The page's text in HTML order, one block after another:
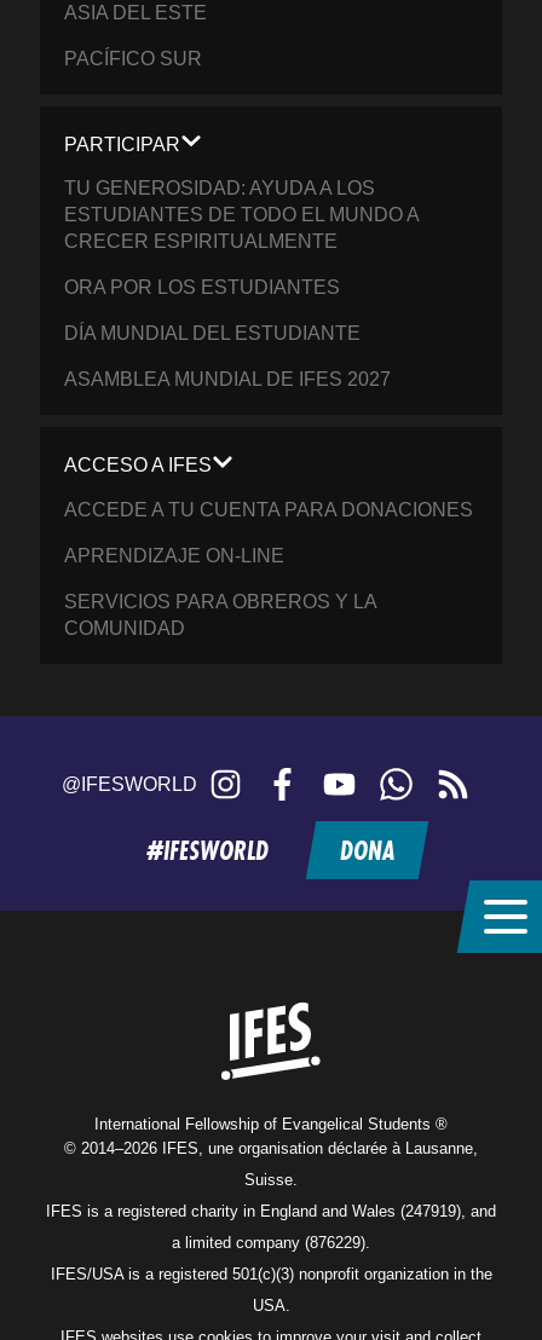
ASIA DEL ESTE
PACÍFICO SUR
PARTICIPAR
TU GENEROSIDAD: AYUDA A LOS
ESTUDIANTES DE TODO EL MUNDO A
CRECER ESPIRITUALMENTE
ORA POR LOS ESTUDIANTES
DÍA MUNDIAL DEL ESTUDIANTE
ASAMBLEA MUNDIAL DE IFES 2027
ACCESO A IFES
ACCEDE A TU CUENTA PARA DONACIONES
APRENDIZAJE ON-LINE
SERVICIOS PARA OBREROS Y LA
COMUNIDAD
@IFESWORLD Instagram FacebookYouTubeWhatsApp
feed
#IFESWORLD DONA
International Fellowship of Evangelical Students ®
© 2014–2026 IFES, une organisation déclarée à Lausanne,
Suisse.
IFES is a registered charity in England and Wales (247919), and
a limited company (876229).
IFES/USA is a registered 501(c)(3) nonprofit organization in the
USA.